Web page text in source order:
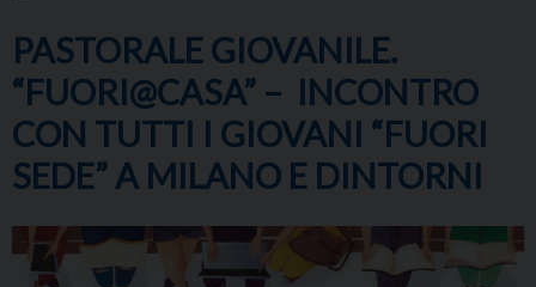
PASTORALE GIOVANILE.
“FUORI@CASA” – INCONTRO
CON TUTTI I GIOVANI “FUORI
SEDE” A MILANO E DINTORNI